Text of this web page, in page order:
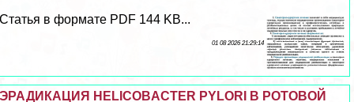
Статья в формате PDF 144 KB...
01 08 2026 21:29:14
ЭРАДИКАЦИЯ HELICOBACTER PYLORI В РОТОВОЙ